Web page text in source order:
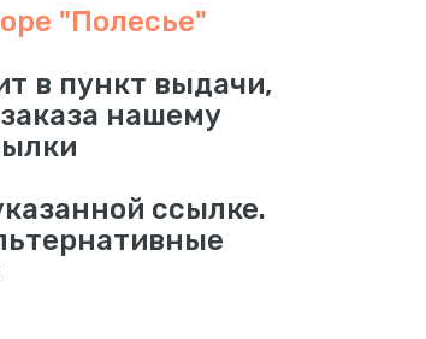
"Полесье"
в пункт выдачи,
нашему
ссылке.